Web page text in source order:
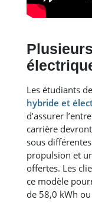
Les étudiants
hybride et
d’assurer
carrière
sous
propulsion et
offertes. Les
ce modèle
de 58,0 kWh